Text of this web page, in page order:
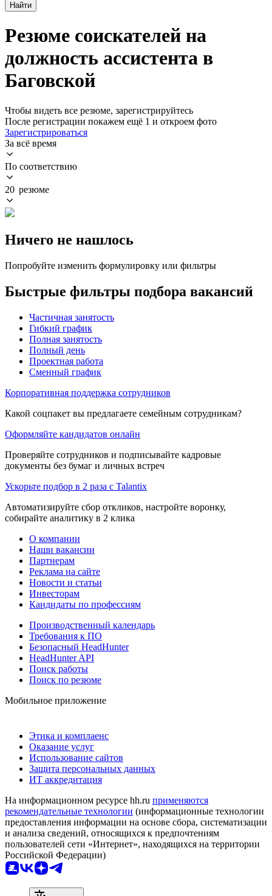
Найти
Резюме соискателей на
должность ассистента в
Баговской
Чтобы видеть все резюме, зарегистрируйтесь
После регистрации покажем ещё 1 и откроем фото
Зарегистрироваться
За всё время
По соответствию
20 резюме
Ничего не нашлось
Попробуйте изменить формулировку или фильтры
Быстрые фильтры подбора вакансий
Частичная занятость
Гибкий график
Полная занятость
Полный день
Проектная работа
Сменный график
Корпоративная поддержка сотрудников
Какой соцпакет вы предлагаете семейным сотрудникам?
Оформляйте кандидатов онлайн
Проверяйте сотрудников и подписывайте кадровые
документы без бумаг и личных встреч
Ускорьте подбор в 2 раза с Talantix
Автоматизируйте сбор откликов, настройте воронку,
собирайте аналитику в 2 клика
О компании
Наши вакансии
Партнерам
Реклама на сайте
Новости и статьи
Инвесторам
Кандидаты по профессиям
Производственный календарь
Требования к ПО
Безопасный HeadHunter
HeadHunter API
Поиск работы
Поиск по резюме
Мобильное приложение
Этика и комплаенс
Оказание услуг
Использование сайтов
Защита персональных данных
ИТ аккредитация
На информационном ресурсе hh.ru применяются
рекомендательные технологии (информационные технологии
предоставления информации на основе сбора, систематизации
и анализа сведений, относящихся к предпочтениям
пользователей сети «Интернет», находящихся на территории
Российской Федерации)